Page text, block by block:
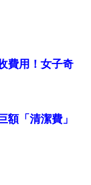
費用！女子奇
額「清潔費」